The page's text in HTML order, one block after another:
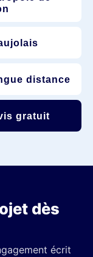
distance
gratuit
dès
écrit